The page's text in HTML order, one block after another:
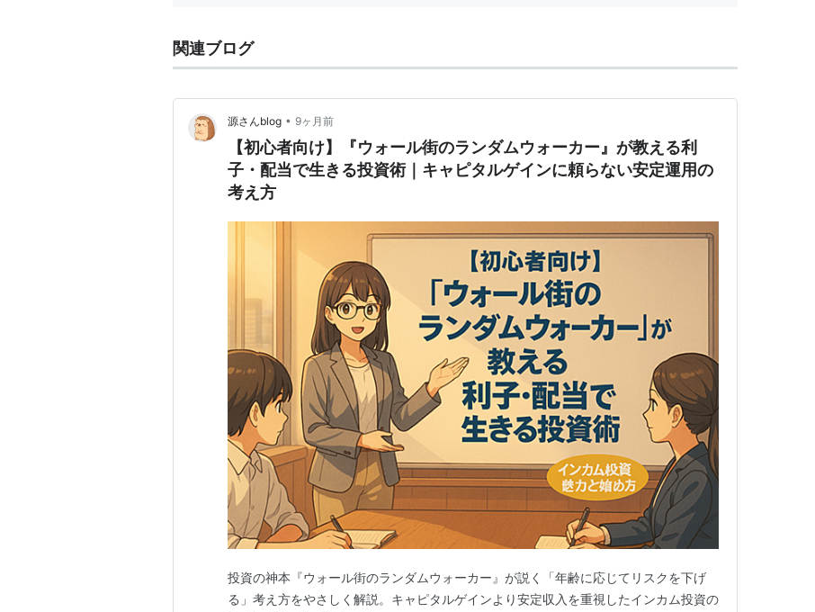
関連ブログ
源さんblog • 9ヶ月前
【初心者向け】『ウォール街のランダムウォーカー』が教える利
子・配当で生きる投資術｜キャピタルゲインに頼らない安定運用の
考え方
投資の神本『ウォール街のランダムウォーカー』が説く「年齢に応じてリスクを下げ
る」考え方をやさしく解説。キャピタルゲインより安定収入を重視したインカム投資の